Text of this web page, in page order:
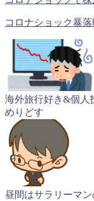
コロナショック暴
海外旅行好き&個人
めりどす
昼間はサラリーマン